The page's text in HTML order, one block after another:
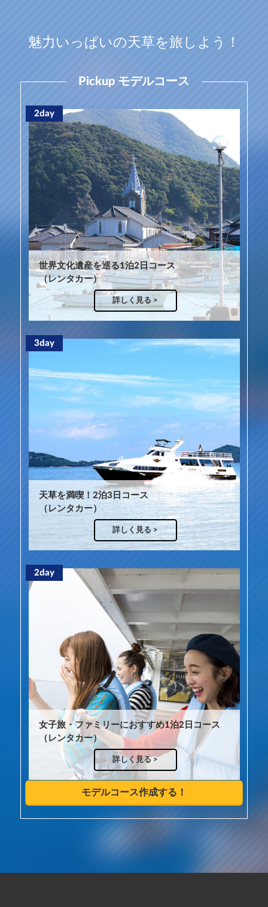
魅力いっぱいの天草を旅しよう！
Pickup モデルコース
2day
世界文化遺産を巡る1泊2日コース
（レンタカー）
詳しく見る >
3day
天草を満喫！2泊3日コース
（レンタカー）
詳しく見る >
2day
女子旅・ファミリーにおすすめ1泊2日コース
（レンタカー）
詳しく見る >
モデルコース作成する！